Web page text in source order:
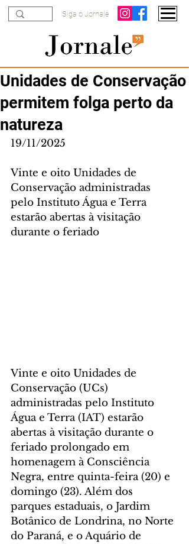
Siga o Jornale
Unidades de Conservação
permitem folga perto da
natureza
19/11/2025
Vinte e oito Unidades de
Conservação administradas
pelo Instituto Água e Terra
estarão abertas à visitação
durante o feriado
Vinte e oito Unidades de
Conservação (UCs)
administradas pelo Instituto
Água e Terra (IAT) estarão
abertas à visitação durante o
feriado prolongado em
homenagem à Consciência
Negra, entre quinta-feira (20) e
domingo (23). Além dos
parques estaduais, o Jardim
Botânico de Londrina, no Norte
do Paraná, e o Aquário de